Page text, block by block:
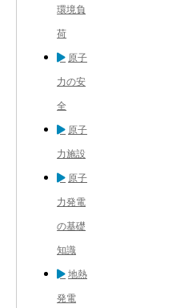
環境負
荷
原子
力の安
全
原子
力施設
原子
力発電
の基礎
知識
地熱
発電